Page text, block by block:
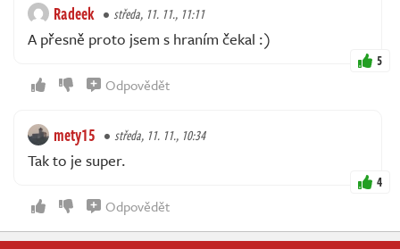
Radeek středa, 11. 11., 11:11
A přesně proto jsem s hraním čekal :)
5
Odpovědět
mety15 středa, 11. 11., 10:34
Tak to je super.
4
Odpovědět